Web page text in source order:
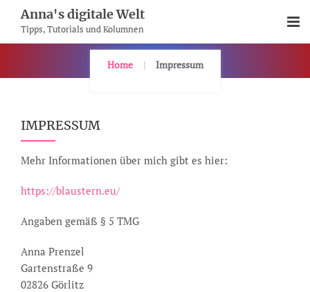
Content
Anna's digitale Welt
Tipps, Tutorials und Kolumnen
Home Impressum
IMPRESSUM
Mehr Informationen über mich gibt es hier:
https://blaustern.eu/
Angaben gemäß § 5 TMG
Anna Prenzel
Gartenstraße 9
02826 Görlitz